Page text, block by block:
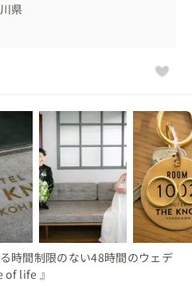
県
時間制限のない48時間のウェデ
of life 』